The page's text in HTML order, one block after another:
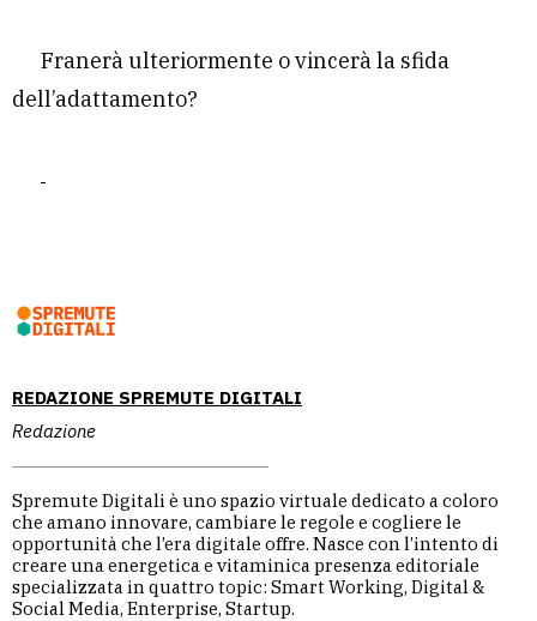
REDAZIONE SPREMUTE DIGITALI
Redazione
Spremute Digitali è uno spazio virtuale dedicato a coloro
che amano innovare, cambiare le regole e cogliere le
opportunità che l’era digitale offre. Nasce con l’intento di
creare una energetica e vitaminica presenza editoriale
specializzata in quattro topic: Smart Working, Digital &
Social Media, Enterprise, Startup.
Franerà ulteriormente o vincerà la sfida
dell’adattamento?